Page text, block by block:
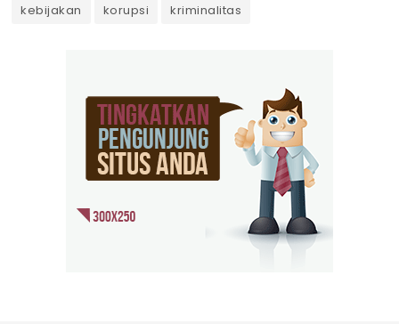
kebijakan
korupsi kriminalitas